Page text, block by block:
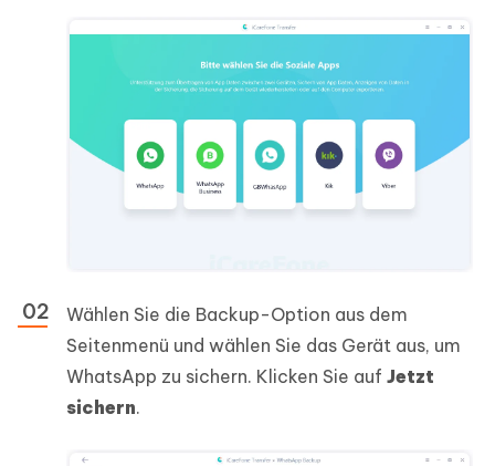
Wählen Sie die Backup-Option aus dem
Seitenmenü und wählen Sie das Gerät aus, um
WhatsApp zu sichern. Klicken Sie auf Jetzt
sichern.